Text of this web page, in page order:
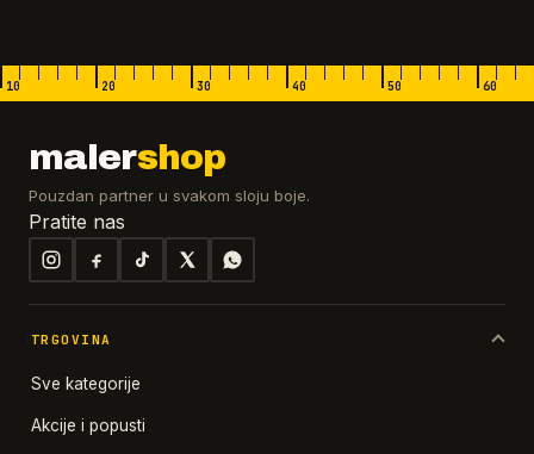
10 20 30 40 50 60
malershop
Pouzdan partner u svakom sloju boje.
Pratite nas
TRGOVINA
Sve kategorije
Akcije i popusti